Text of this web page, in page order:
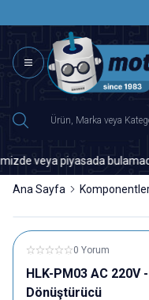
veya piyasada
Ana Sayfa
0 Yorum
HLK-PM03 AC 220V
Dönüştürücü